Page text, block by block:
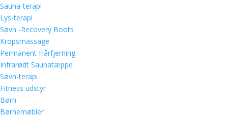
Sauna-terapi
Lys-terapi
Søvn -Recovery Boots
Kropsmassage
Permanent Hårfjerning
Infrarødt Saunatæppe
Søvn-terapi
Fitness udstyr
Børn
Børnemøbler